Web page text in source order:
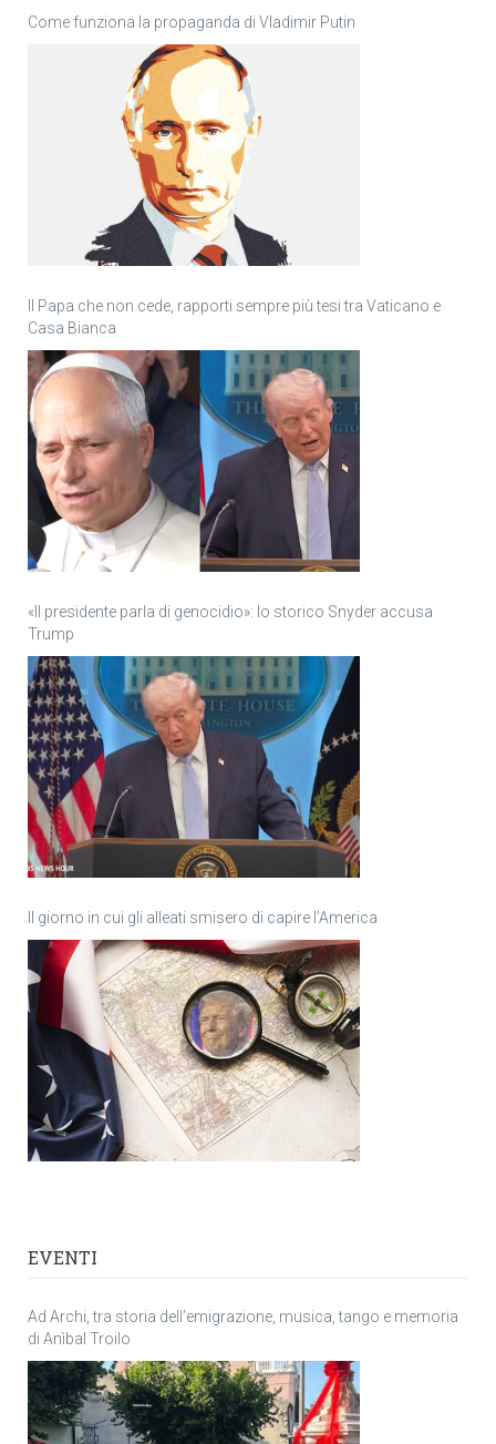
Come funziona la propaganda di Vladimir Putin
Il Papa che non cede, rapporti sempre più tesi tra Vaticano e
Casa Bianca
«Il presidente parla di genocidio»: lo storico Snyder accusa
Trump
Il giorno in cui gli alleati smisero di capire l’America
EVENTI
Ad Archi, tra storia dell’emigrazione, musica, tango e memoria
di Anìbal Troilo